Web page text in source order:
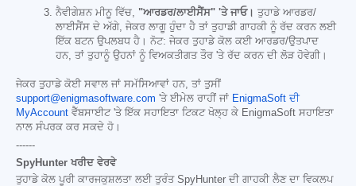
ਨੈਵੀਗੇਸ਼ਨ ਮੀਨੂ ਵਿੱਚ, "ਆਰਡਰ/ਲਾਈਸੈਂਸ" 'ਤੇ ਜਾਓ। ਤੁਹਾਡੇ ਆਰਡਰ/
ਲਾਈਸੈਂਸ ਦੇ ਅੱਗੇ, ਜੇਕਰ ਲਾਗੂ ਹੁੰਦਾ ਹੈ ਤਾਂ ਤੁਹਾਡੀ ਗਾਹਕੀ ਨੂੰ ਰੱਦ ਕਰਨ ਲਈ
ਇੱਕ ਬਟਨ ਉਪਲਬਧ ਹੈ। ਨੋਟ: ਜੇਕਰ ਤੁਹਾਡੇ ਕੋਲ ਕਈ ਆਰਡਰ/ਉਤਪਾਦ
ਹਨ, ਤਾਂ ਤੁਹਾਨੂੰ ਉਹਨਾਂ ਨੂੰ ਵਿਅਕਤੀਗਤ ਤੌਰ 'ਤੇ ਰੱਦ ਕਰਨ ਦੀ ਲੋੜ ਹੋਵੇਗੀ।
ਜੇਕਰ ਤੁਹਾਡੇ ਕੋਈ ਸਵਾਲ ਜਾਂ ਸਮੱਸਿਆਵਾਂ ਹਨ, ਤਾਂ ਤੁਸੀਂ
support@enigmasoftware.com 'ਤੇ ਈਮੇਲ ਰਾਹੀਂ ਜਾਂ EnigmaSoft ਦੀ
MyAccount ਵੈੱਬਸਾਈਟ 'ਤੇ ਇੱਕ ਸਹਾਇਤਾ ਟਿਕਟ ਖੋਲ੍ਹ ਕੇ EnigmaSoft ਸਹਾਇਤਾ
ਨਾਲ ਸੰਪਰਕ ਕਰ ਸਕਦੇ ਹੋ।
------
SpyHunter ਖਰੀਦ ਵੇਰਵੇ
ਤੁਹਾਡੇ ਕੋਲ ਪੂਰੀ ਕਾਰਜਕੁਸ਼ਲਤਾ ਲਈ ਤੁਰੰਤ SpyHunter ਦੀ ਗਾਹਕੀ ਲੈਣ ਦਾ ਵਿਕਲਪ